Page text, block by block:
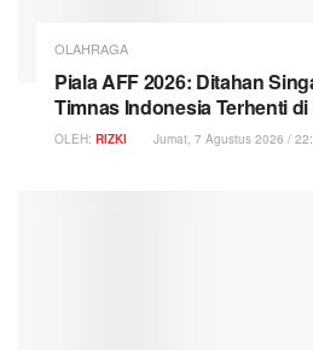
OLAHRAGA
Piala AFF 2026: Ditahan
Timnas Indonesia Terhenti
OLEH: RIZKI Jumat, 7 Agustus 2026 /